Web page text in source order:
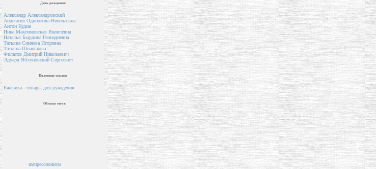
День рождения
Александр Александровский
Анастасия Одинокова Николаевна
Антон Кудин
Инна Максимовская Яковлевна
Наталья Бырдина Геннадиевна
Татьяна Синяева Игоревна
Татьяна Шпанькова
Филатов Дмитрий Николаевич
Эдуард Яблуновский Сергеевич
Полезные ссылки
Ежевика - товары для рукоделия
Облако тегов
импрессионизм